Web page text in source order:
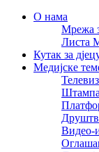
О нама
Мрежа
Листа
Кутак за
Медијске
Видео-